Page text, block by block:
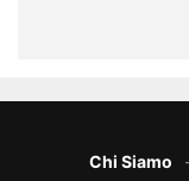
Chi Siamo